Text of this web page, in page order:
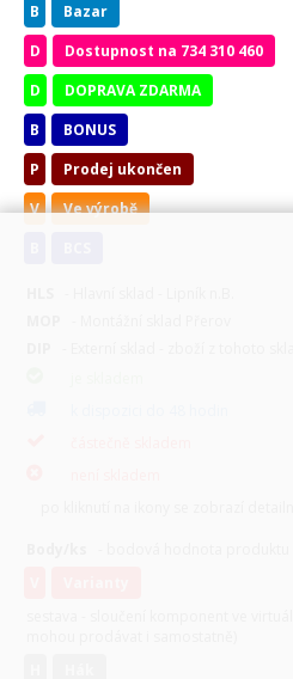
B
Bazar
D
Dostupnost na 734 310 460
D
DOPRAVA ZDARMA
B
BONUS
P
Prodej ukončen
V
Ve výrobě